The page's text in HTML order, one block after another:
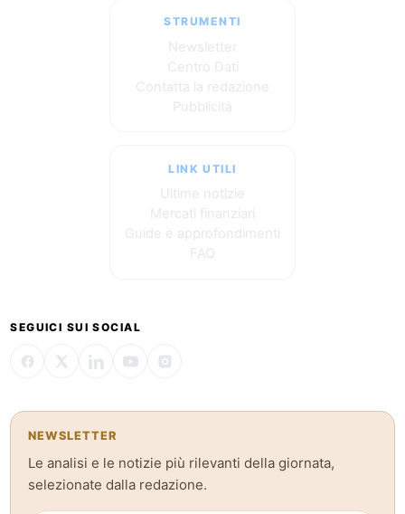
STRUMENTI
Newsletter
Centro Dati
Contatta la redazione
Pubblicità
LINK UTILI
Ultime notizie
Mercati finanziari
Guide e approfondimenti
FAQ
SEGUICI SUI SOCIAL
NEWSLETTER
Le analisi e le notizie più rilevanti della giornata,
selezionate dalla redazione.